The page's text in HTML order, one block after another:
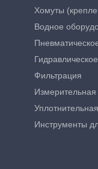
Хомуты
Водное
Фильтрация
Измерительная
Инструменты